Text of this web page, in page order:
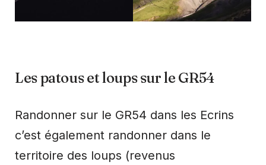
Les patous et loups sur le GR54
Randonner sur le GR54 dans les Ecrins
c’est également randonner dans le
territoire des loups (revenus